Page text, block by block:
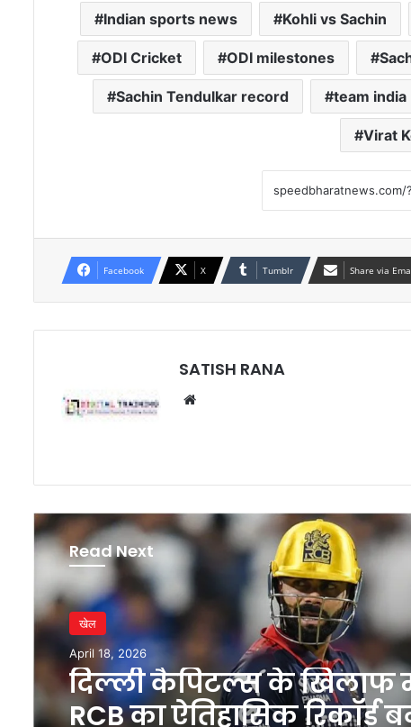
Indian sports news Kohli vs Sachin
ODI Cricket ODI milestones
Sachin Tendulkar record team india
Virat
Facebook X Tumblr Share via
SATISH RANA
Read Next
खेल
April 18, 2026
दिल्ली कैपिटल्स के खिलाफ
RCB का ऐतिहासिक रिकॉर्ड